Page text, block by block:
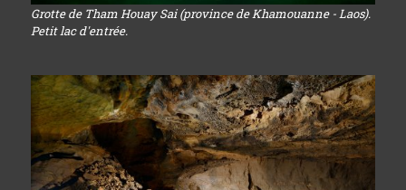
Grotte de Tham Houay Sai (province de Khamouanne - Laos).
Petit lac d'entrée.